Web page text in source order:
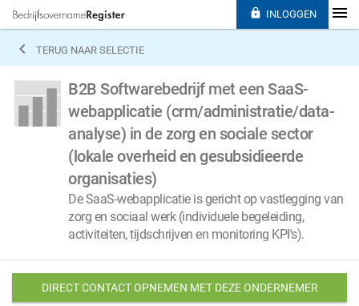
 TERUG NAAR SELECTIE
B2B Softwarebedrijf met een SaaS-
webapplicatie (crm/administratie/data-
analyse) in de zorg en sociale sector
(lokale overheid en gesubsidieerde
organisaties)
De SaaS-webapplicatie is gericht op vastlegging van
zorg en sociaal werk (individuele begeleiding,
activiteiten, tijdschrijven en monitoring KPI's).
DIRECT CONTACT OPNEMEN MET DEZE ONDERNEMER
 INLOGGEN